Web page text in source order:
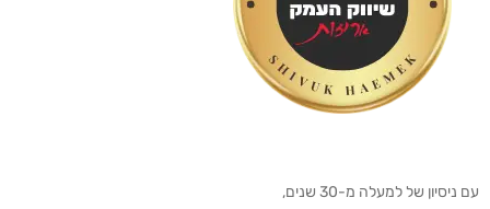
עם ניסיון של למעלה מ-30 שנים,